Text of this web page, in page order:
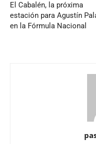
El Cabalén, la próxima
estación para Agustín
en la Fórmula Nacional